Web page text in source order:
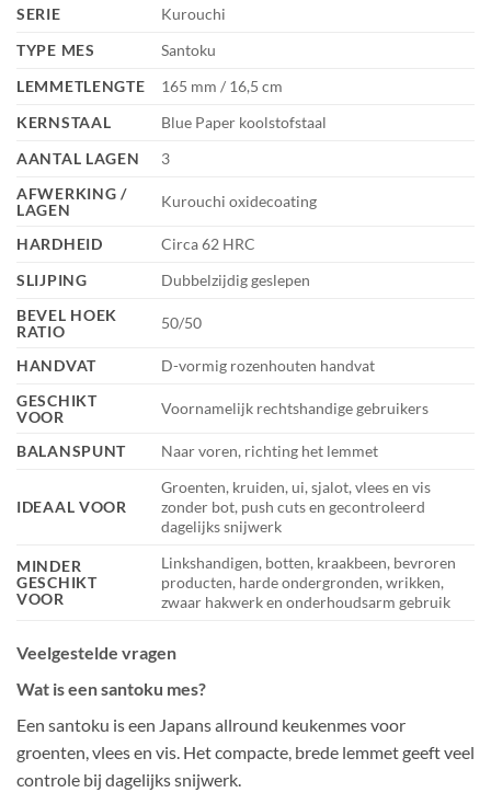
SERIE
Kurouchi
TYPE MES
Santoku
LEMMETLENGTE
165 mm / 16,5 cm
KERNSTAAL
Blue Paper koolstofstaal
AANTAL LAGEN
3
AFWERKING /
LAGEN
Kurouchi oxidecoating
HARDHEID
Circa 62 HRC
SLIJPING
Dubbelzijdig geslepen
BEVEL HOEK
RATIO
50/50
HANDVAT
D-vormig rozenhouten handvat
GESCHIKT
VOOR
Voornamelijk rechtshandige gebruikers
BALANSPUNT Naar voren, richting het lemmet
IDEAAL VOOR
Groenten, kruiden, ui, sjalot, vlees en vis
zonder bot, push cuts en gecontroleerd
dagelijks snijwerk
MINDER
GESCHIKT
VOOR
Linkshandigen, botten, kraakbeen, bevroren
producten, harde ondergronden, wrikken,
zwaar hakwerk en onderhoudsarm gebruik
Veelgestelde vragen
Wat is een santoku mes?
Een santoku is een Japans allround keukenmes voor
groenten, vlees en vis. Het compacte, brede lemmet geeft veel
controle bij dagelijks snijwerk.